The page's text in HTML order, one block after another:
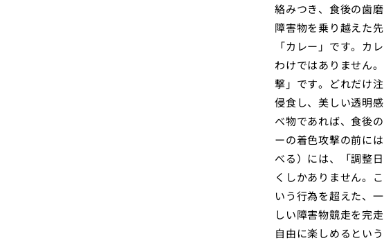
絡みつき、食後の歯
障害物を乗り越えた
「カレー」です。カ
わけではありません
撃」です。どれだけ
侵食し、美しい透明
べ物であれば、食後
ーの着色攻撃の前に
べる）には、「調整
くしかありません。
いう行為を超えた、
しい障害物競走を完
自由に楽しめるとい